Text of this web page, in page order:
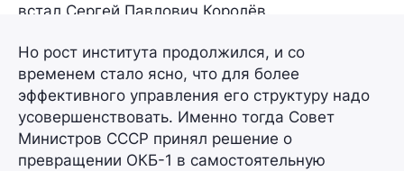
встал Сергей Павлович Королёв.
Но рост института продолжился, и со
временем стало ясно, что для более
эффективного управления его структуру надо
усовершенствовать. Именно тогда Совет
Министров СССР принял решение о
превращении ОКБ-1 в самостоятельную